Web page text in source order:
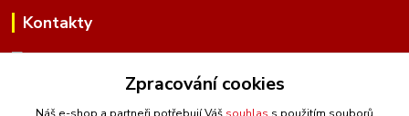
Kontakty
(Po-Pá, 10 - 16 hod.)
Zpracování cookies